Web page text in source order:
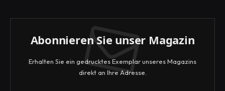
Abonnieren Sie unser Magazin
Erhalten Sie ein gedrucktes Exemplar unseres Magazins
direkt an Ihre Adresse.